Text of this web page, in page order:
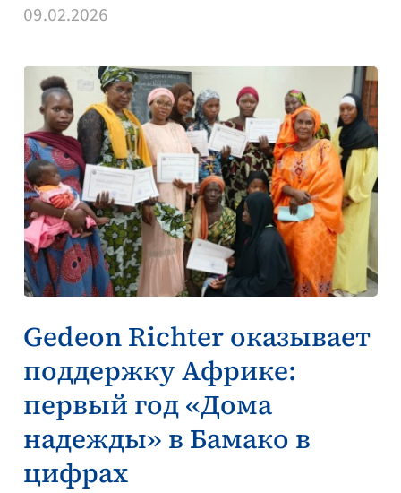
09.02.2026
Gedeon Richter оказывает
поддержку Африке:
первый год «Дома
надежды» в Бамако в
цифрах